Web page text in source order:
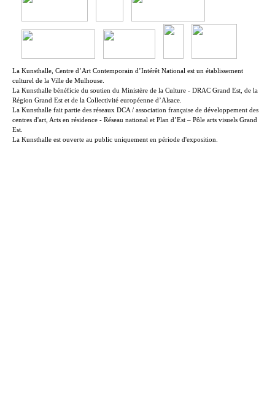
La Kunsthalle, Centre d’Art Contemporain d’Intérêt National est un établissement
culturel de la Ville de Mulhouse.
La Kunsthalle bénéficie du soutien du Ministère de la Culture - DRAC Grand Est, de la
Région Grand Est et de la Collectivité européenne d’Alsace.
La Kunsthalle fait partie des réseaux DCA / association française de développement des
centres d'art, Arts en résidence - Réseau national et Plan d’Est – Pôle arts visuels Grand
Est.
La Kunsthalle est ouverte au public uniquement en période d'exposition.